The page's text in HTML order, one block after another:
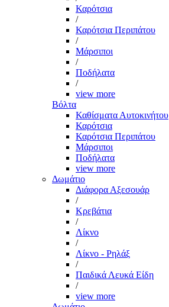
Καρότσια
/
Καρότσια Περιπάτου
/
Μάρσιποι
/
Ποδήλατα
/
view more
Βόλτα
Καθίσματα Αυτοκινήτου
Καρότσια
Καρότσια Περιπάτου
Μάρσιποι
Ποδήλατα
view more
Δωμάτιο
Διάφορα Αξεσουάρ
/
Κρεβάτια
/
Λίκνο
/
Λίκνο - Ρηλάξ
/
Παιδικά Λευκά Είδη
/
view more